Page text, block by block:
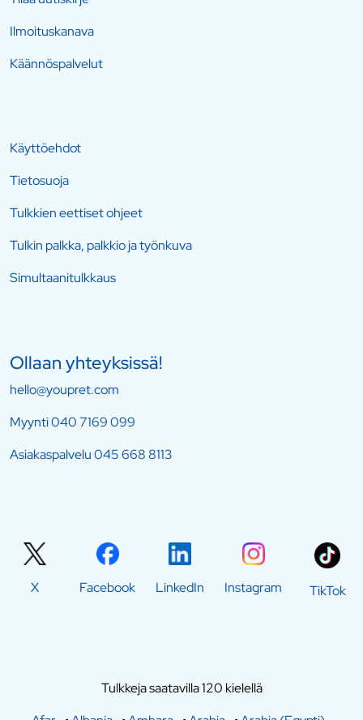
Ilmoituskanava
Käännöspalvelut
Käyttöehdot
Tietosuoja
Tulkkien eettiset ohjeet
Tulkin palkka, palkkio ja työnkuva
Simultaanitulkkaus
Ollaan yhteyksissä!
hello@youpret.com
Myynti040 7169 099
Asiakaspalvelu045 668 8113
X Facebook LinkedIn Instagram TikTok
Tulkkeja saatavilla 120 kielellä